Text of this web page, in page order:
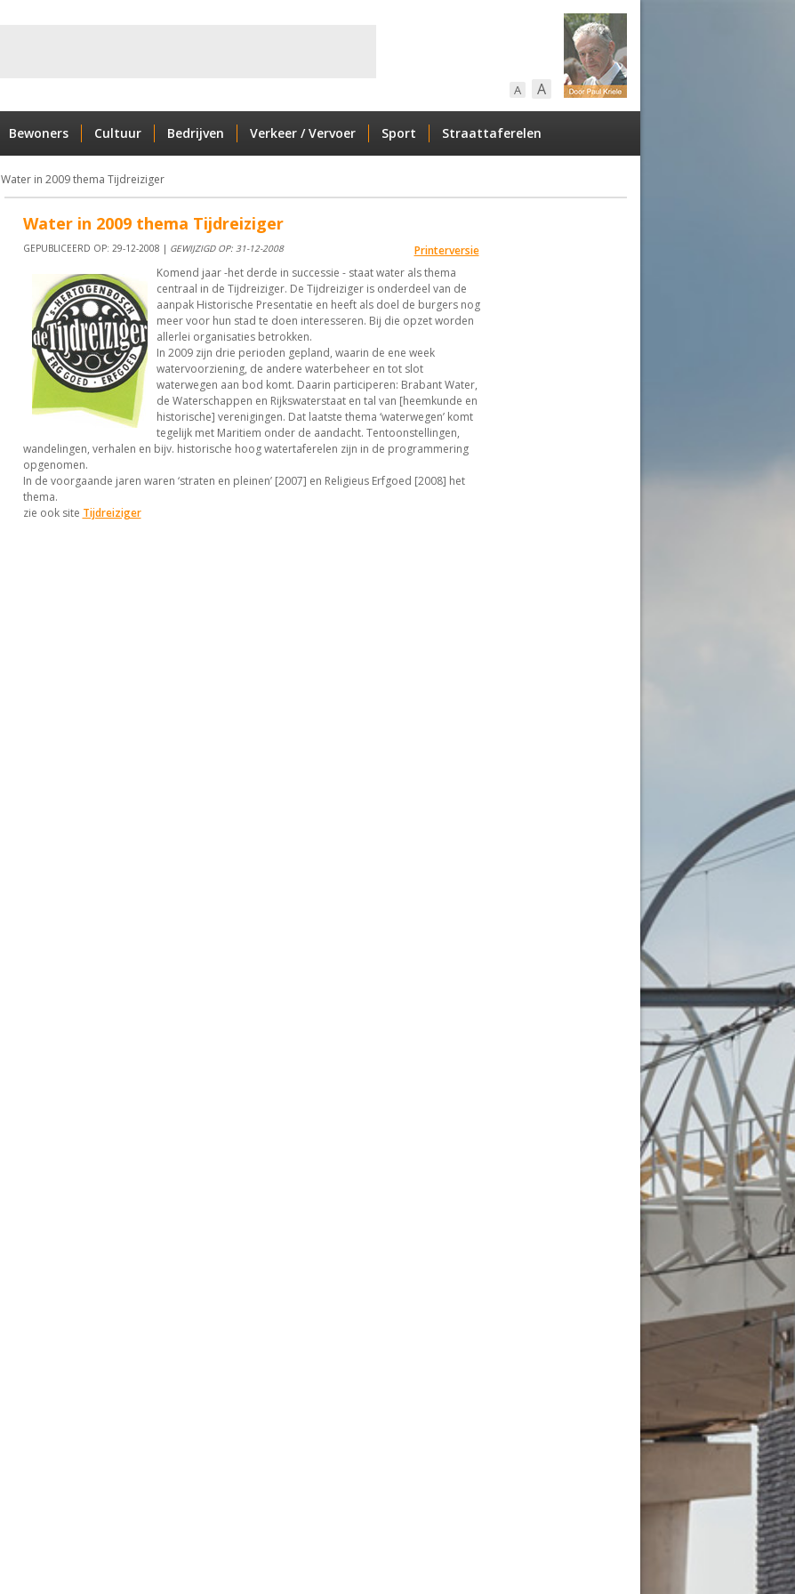
A A
Bewoners Cultuur Bedrijven Verkeer / Vervoer Sport Straattaferelen
Water in 2009 thema Tijdreiziger
Water in 2009 thema Tijdreiziger
Printerversie
GEPUBLICEERD OP: 29-12-2008 | GEWIJZIGD OP: 31-12-2008
Komend jaar -het derde in successie - staat water als thema
centraal in de Tijdreiziger. De Tijdreiziger is onderdeel van de
aanpak Historische Presentatie en heeft als doel de burgers nog
meer voor hun stad te doen interesseren. Bij die opzet worden
allerlei organisaties betrokken.
In 2009 zijn drie perioden gepland, waarin de ene week
watervoorziening, de andere waterbeheer en tot slot
waterwegen aan bod komt. Daarin participeren: Brabant Water,
de Waterschappen en Rijkswaterstaat en tal van [heemkunde en
historische] verenigingen. Dat laatste thema ‘waterwegen’ komt
tegelijk met Maritiem onder de aandacht. Tentoonstellingen,
wandelingen, verhalen en bijv. historische hoog watertaferelen zijn in de programmering
opgenomen.
In de voorgaande jaren waren ‘straten en pleinen’ [2007] en Religieus Erfgoed [2008] het
thema.
zie ook site Tijdreiziger